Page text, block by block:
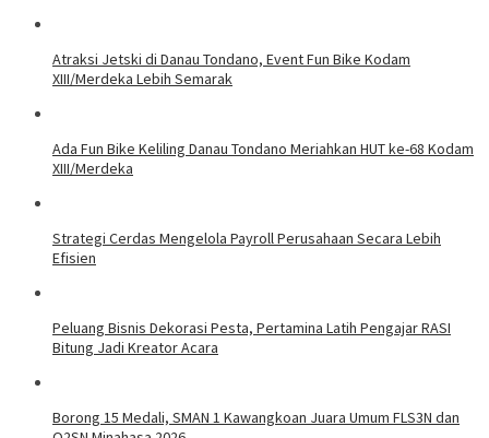
Atraksi Jetski di Danau Tondano, Event Fun Bike Kodam
XIII/Merdeka Lebih Semarak
Ada Fun Bike Keliling Danau Tondano Meriahkan HUT ke-68 Kodam
XIII/Merdeka
Strategi Cerdas Mengelola Payroll Perusahaan Secara Lebih
Efisien
Peluang Bisnis Dekorasi Pesta, Pertamina Latih Pengajar RASI
Bitung Jadi Kreator Acara
Borong 15 Medali, SMAN 1 Kawangkoan Juara Umum FLS3N dan